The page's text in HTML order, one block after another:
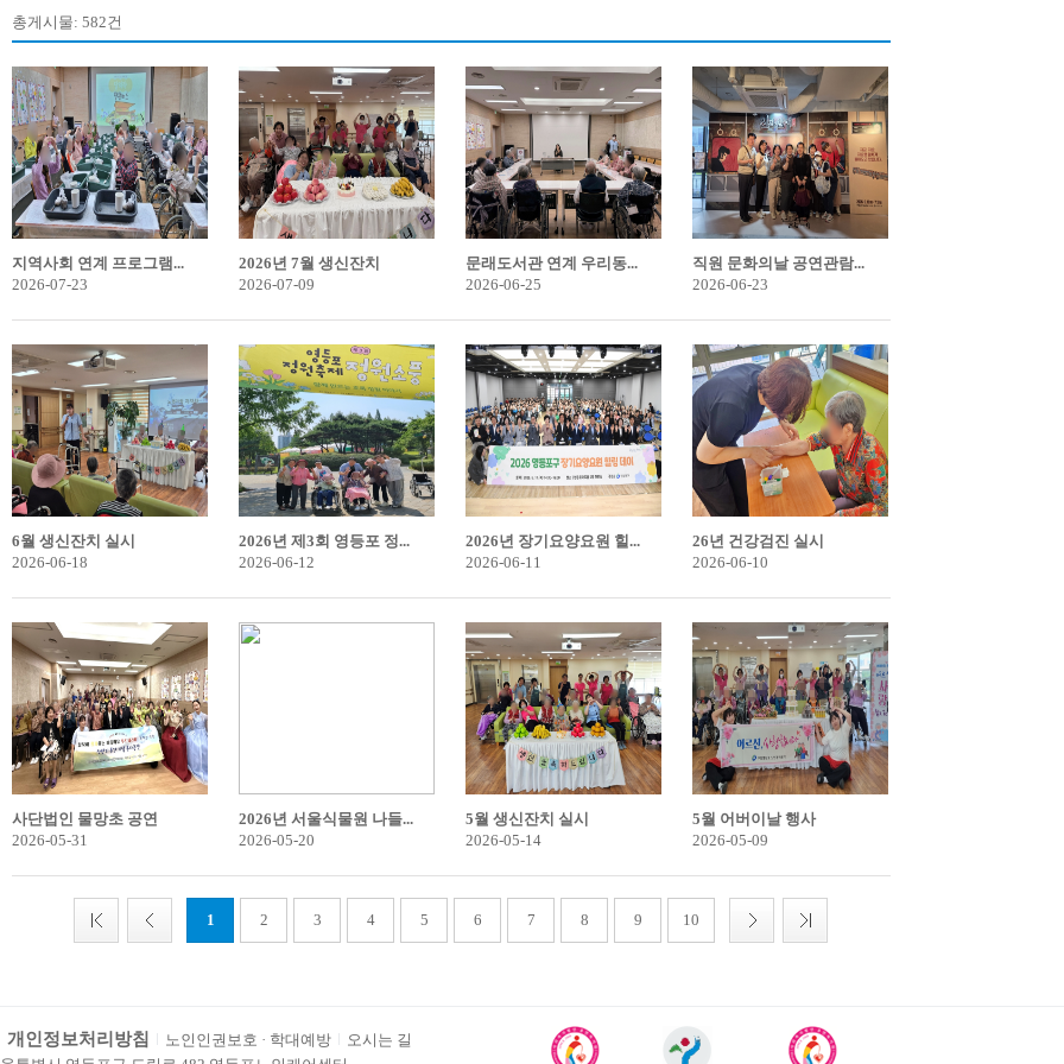
총게시물: 582건
지역사회 연계 프로그램...
2026-07-23
2026년 7월 생신잔치
2026-07-09
문래도서관 연계 우리동...
2026-06-25
직원 문화의날 공연관람...
2026-06-23
6월 생신잔치 실시
2026-06-18
2026년 제3회 영등포 정...
2026-06-12
2026년 장기요양요원 힐...
2026-06-11
26년 건강검진 실시
2026-06-10
사단법인 물망초 공연
2026-05-31
2026년 서울식물원 나들...
2026-05-20
5월 생신잔치 실시
2026-05-14
5월 어버이날 행사
2026-05-09
1 2 3 4 5 6 7 8 9 10
개인정보처리방침 노인인권보호 · 학대예방
오시는 길